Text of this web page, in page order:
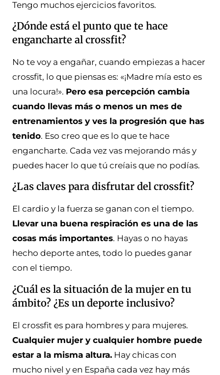
Tengo muchos ejercicios favoritos.
¿Dónde está el punto que te hace
engancharte al crossfit?
No te voy a engañar, cuando empiezas a hacer
crossfit, lo que piensas es: «¡Madre mía esto es
una locura!». Pero esa percepción cambia
cuando llevas más o menos un mes de
entrenamientos y ves la progresión que has
tenido. Eso creo que es lo que te hace
engancharte. Cada vez vas mejorando más y
puedes hacer lo que tú creíais que no podías.
¿Las claves para disfrutar del crossfit?
El cardio y la fuerza se ganan con el tiempo.
Llevar una buena respiración es una de las
cosas más importantes. Hayas o no hayas
hecho deporte antes, todo lo puedes ganar
con el tiempo.
¿Cuál es la situación de la mujer en tu
ámbito? ¿Es un deporte inclusivo?
El crossfit es para hombres y para mujeres.
Cualquier mujer y cualquier hombre puede
estar a la misma altura. Hay chicas con
mucho nivel y en España cada vez hay más